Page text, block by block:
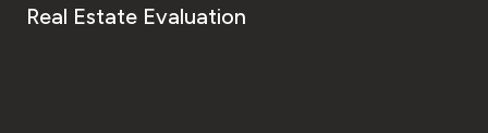
Real Estate Evaluation